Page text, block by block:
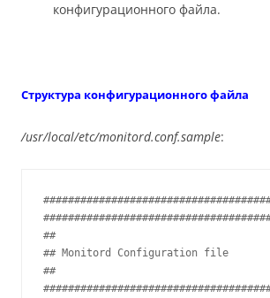
конфигурационного файла.
Структура конфигурационного файла
/usr/local/etc/monitord.conf.sample:
##
## Monitord Configuration file
##